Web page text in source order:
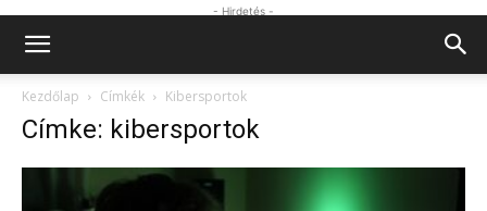
- Hirdetés -
Kezdőlap Címkék Kibersportok
Címke: kibersportok